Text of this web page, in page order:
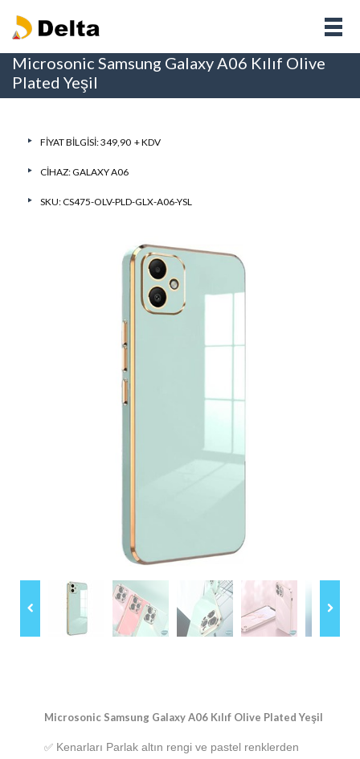
Microsonic Samsung Galaxy A06 Kılıf Olive
Plated Yeşil
FIYAT BILGISI: 349,90 + KDV
CIHAZ:GALAXY A06
SKU: CS475-OLV-PLD-GLX-A06-YSL
Microsonic Samsung Galaxy A06 Kılıf Olive Plated Yeşil
✅ Kenarları Parlak altın rengi ve pastel renklerden